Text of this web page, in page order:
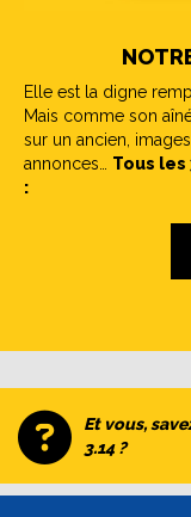
Elle est la digne
Mais comme son
sur un ancien,
annonces… Tous
:
Et vous,
3.14 ?